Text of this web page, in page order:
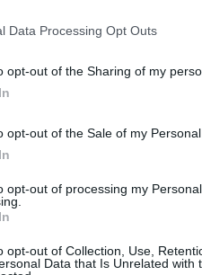
Data Processing Opt Outs
opt-out of the Sharing of my
opt-out of the Sale of my Personal
opt-out of processing my
opt-out of Collection, Use,
Data that Is Unrelated with
para ponerse al día en el
exige que, en cuanto al
para los 1.456 empleados
convenio colectivo,
del trabajador”. Sin embargo,
en contra al obligar a los
cuando está
de esta
de compensar horas
se les abone las que han
“La respuesta que
en descansos”.